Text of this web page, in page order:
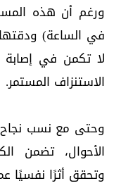
في الساعة)
لا تكمن في
الاستنزاف المستمر.
الأحوال، تضمن
وتحقق أثرًا نفسيًا